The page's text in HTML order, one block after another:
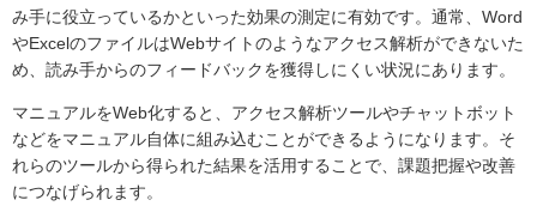
み手に役立っているかといった効果の測定に有効です。通常、Word
やExcelのファイルはWebサイトのようなアクセス解析ができないた
め、読み手からのフィードバックを獲得しにくい状況にあります。
マニュアルをWeb化すると、アクセス解析ツールやチャットボット
などをマニュアル自体に組み込むことができるようになります。そ
れらのツールから得られた結果を活用することで、課題把握や改善
につなげられます。